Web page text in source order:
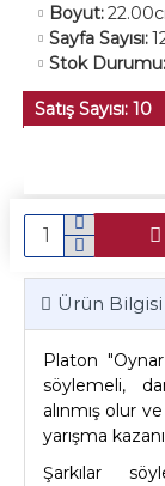
Boyut:
Sayfa Sayısı:
Stok Durumu:
Satış Sayısı: 10
Ürün Bilgisi
Platon
söylemeli,
alınmış olur
yarışma
Şarkılar